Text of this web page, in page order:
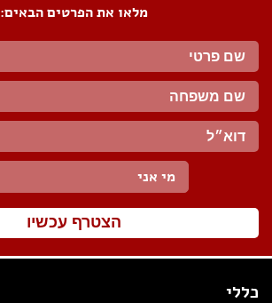
מלאו את הפרטים הבאים:
מי אני
הצטרף עכשיו
כללי